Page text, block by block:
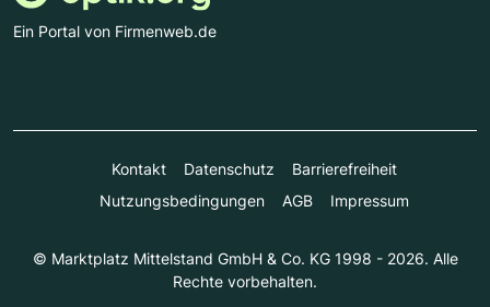
Ein Portal von Firmenweb.de
Kontakt Datenschutz
Barrierefreiheit
Nutzungsbedingungen
AGB Impressum
© Marktplatz Mittelstand GmbH & Co. KG 1998 - 2026. Alle
Rechte vorbehalten.